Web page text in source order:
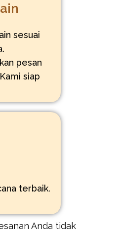
sesuai
pesan
siap
terbaik.
Anda tidak